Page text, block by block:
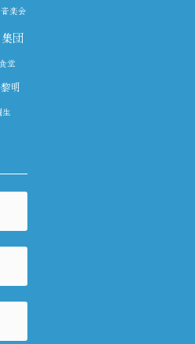
音楽会
集団
堂
黎明